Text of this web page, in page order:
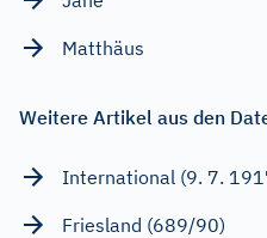
Matthäus
Weitere Artikel aus den
International (9. 7.
Friesland (689/90)